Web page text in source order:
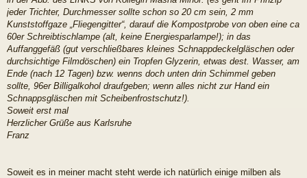
jeder Trichter, Durchmesser sollte schon so 20 cm sein, 2 mm
Kunststoffgaze „Fliegengitter“, darauf die Kompostprobe von oben eine ca
60er Schreibtischlampe (alt, keine Energiesparlampe!); in das
Auffanggefäß (gut verschließbares kleines Schnappdeckelgläschen oder
durchsichtige Filmdöschen) ein Tropfen Glyzerin, etwas dest. Wasser, am
Ende (nach 12 Tagen) bzw. wenns doch unten drin Schimmel geben
sollte, 96er Billigalkohol draufgeben; wenn alles nicht zur Hand ein
Schnappsgläschen mit Scheibenfrostschutz!).
Soweit erst mal
Herzlicher Grüße aus Karlsruhe
Franz
Soweit es in meiner macht steht werde ich natürlich einige milben als